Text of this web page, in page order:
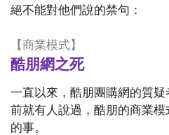
絕不能對他們說的禁句：
【商業模式】
酷朋網之死
一直以來，酷朋團購網的質
前就有人說過，酷朋的商業
的事。